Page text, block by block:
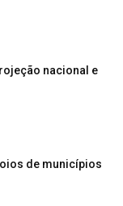
nacional e
de municípios